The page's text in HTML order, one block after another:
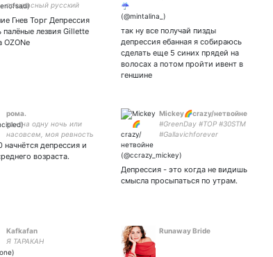
прекрасный русский
в теле инженера
#нетвойне
Гнев Торг Депрессия
палёные лезвия Gillette
OZONе
так ну все получай пизды
депрессия ебанная я собираюсь
сделать еще 5 синих прядей на
волосах а потом пройти ивент в
геншине
рома.
rp • на одну ночь или
насовсем, моя ревность
на первой полосе •
#беспринципные
начнётся депрессия и
возраста.
Mickey🌈crazy/нетвойне
#GreenDay #TOP #30STM
#Gallavichforever
#сериаломаньячка
#Sherlock #Johnlock
#Shameless #Marvel #ЛГБТ
Депрессия - это когда не видишь
смысла просыпаться по утрам.
Kafkafan
Я ТАРАКАН
Runaway Bride